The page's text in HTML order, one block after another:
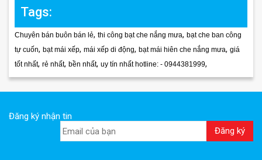
Tags:
Chuyên bán buôn bán lẻ, thi công bạt che nắng mưa, bạt che ban công
tự cuốn, bạt mái xếp, mái xếp di động, bạt mái hiên che nắng mưa, giá
tốt nhất, rẻ nhất, bền nhất, uy tín nhất hotline: - 0944381999,
Đăng ký nhận tin